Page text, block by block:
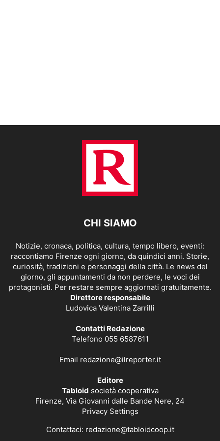
CHI SIAMO
Notizie, cronaca, politica, cultura, tempo libero, eventi:
raccontiamo Firenze ogni giorno, da quindici anni. Storie,
curiosità, tradizioni e personaggi della città. Le news del
giorno, gli appuntamenti da non perdere, le voci dei
protagonisti. Per restare sempre aggiornati gratuitamente.
Direttore responsabile
Ludovica Valentina Zarrilli
Contatti Redazione
Telefono 055 6587611
Email redazione@ilreporter.it
Editore
Tabloid società cooperativa
Firenze, Via Giovanni dalle Bande Nere, 24
Privacy Settings
Contattaci: redazione@tabloidcoop.it